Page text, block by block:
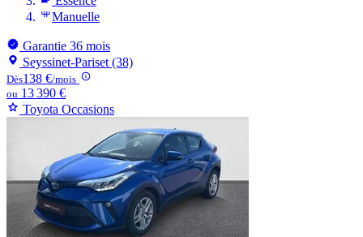
Manuelle
Garantie 36 mois
Seyssinet-Pariset (38)
Dès138 €/mois
ou 13 390 €
Toyota Occasions